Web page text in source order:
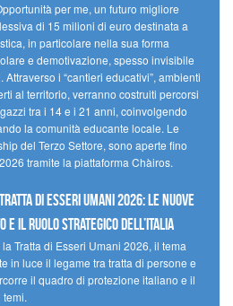
per me, un futuro migliore
di 15 milioni di euro destinata a
in particolare nella sua forma
e demotivazione, spesso invisibile
i “cantieri educativi”, ambienti
al territorio, verranno costruiti percorsi
tra i 14 e i 21 anni, coinvolgendo
la comunità educante locale. Le
del Terzo Settore, sono aperte fino
tramite la piattaforma Chàiros.
DI ESSERI UMANI 2026: LE NUOVE
E IL RUOLO STRATEGICO DELL’ITALIA
Tratta di Esseri Umani 2026, il tema
in luce il legame tra tratta di persone e
il quadro di protezione italiano e il
temi.